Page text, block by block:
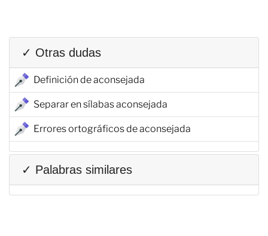
✓ Otras dudas
Definición de aconsejada
Separar en sílabas aconsejada
Errores ortográficos de aconsejada
✓ Palabras similares